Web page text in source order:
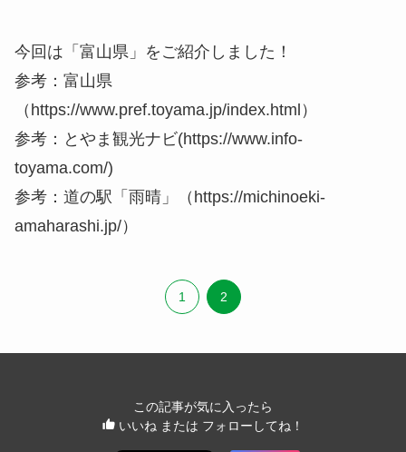
今回は「富山県」をご紹介しました！
参考：富山県
（https://www.pref.toyama.jp/index.html）
参考：とやま観光ナビ(https://www.info-
toyama.com/)
参考：道の駅「雨晴」（https://michinoeki-
amaharashi.jp/）
1 2
この記事が気に入ったら
いいね または フォローしてね！